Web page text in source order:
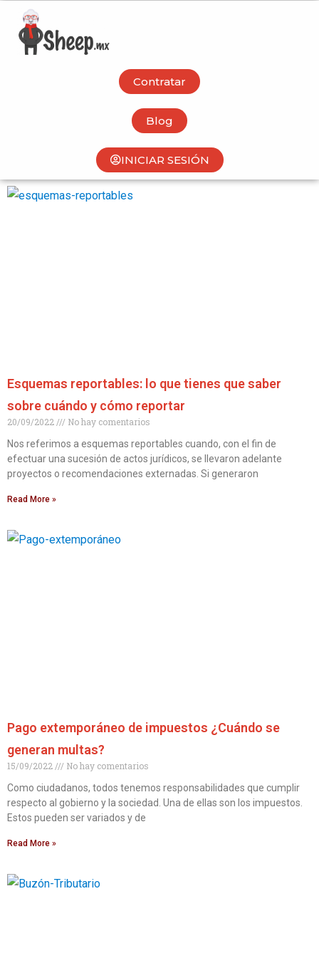
Contratar
Blog
INICIAR SESIÓN
Esquemas reportables: lo que tienes que saber
sobre cuándo y cómo reportar
20/09/2022
No hay comentarios
Nos referimos a esquemas reportables cuando, con el fin de
efectuar una sucesión de actos jurídicos, se llevaron adelante
proyectos o recomendaciones externadas. Si generaron
Read More »
Pago extemporáneo de impuestos ¿Cuándo se
generan multas?
15/09/2022
No hay comentarios
Como ciudadanos, todos tenemos responsabilidades que cumplir
respecto al gobierno y la sociedad. Una de ellas son los impuestos.
Estos pueden ser variados y de
Read More »